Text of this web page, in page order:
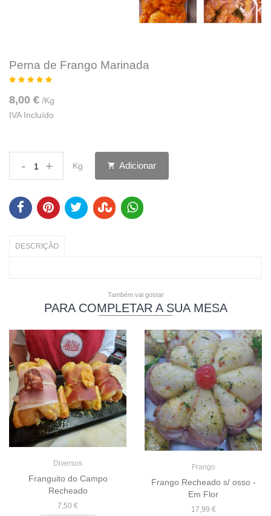
Perna de Frango Marinada
8,00 € /Kg
IVA Incluído
- + Kg Adicionar
DESCRIÇÃO
Também vai gostar
PARA COMPLETAR A SUA MESA
Diversos
Franguito do Campo
Recheado
7,50 €
Frango
Frango Recheado s/ osso -
Em Flor
17,99 €